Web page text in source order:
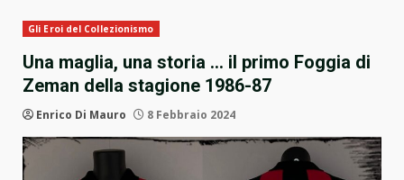
Gli Eroi del Collezionismo
Una maglia, una storia … il primo Foggia di
Zeman della stagione 1986-87
Enrico Di Mauro 8 Febbraio 2024